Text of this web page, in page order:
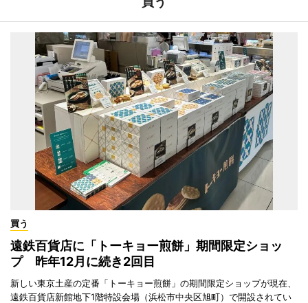
買う
遠鉄百貨店に「トーキョー煎餅」期間限定ショッ
プ 昨年12月に続き2回目
新しい東京土産の定番「トーキョー煎餅」の期間限定ショップが現在、
遠鉄百貨店新館地下1階特設会場（浜松市中央区旭町）で開設されてい